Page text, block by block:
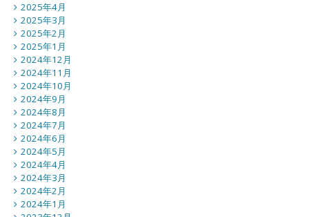
2025年4月
2025年3月
2025年2月
2025年1月
2024年12月
2024年11月
2024年10月
2024年9月
2024年8月
2024年7月
2024年6月
2024年5月
2024年4月
2024年3月
2024年2月
2024年1月